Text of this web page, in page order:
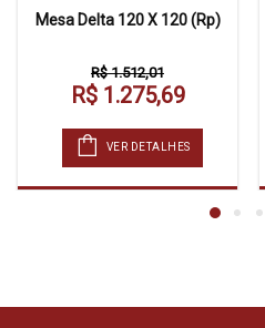
Mesa Delta 120 X 120 (Rp)
R$ 1.512,01
R$ 1.275,69
VER DETALHES